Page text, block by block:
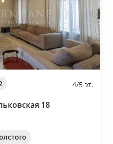
4/5 эт.
18